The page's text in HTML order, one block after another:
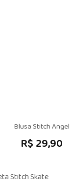
Blusa Stitch Angel
R$ 29,90